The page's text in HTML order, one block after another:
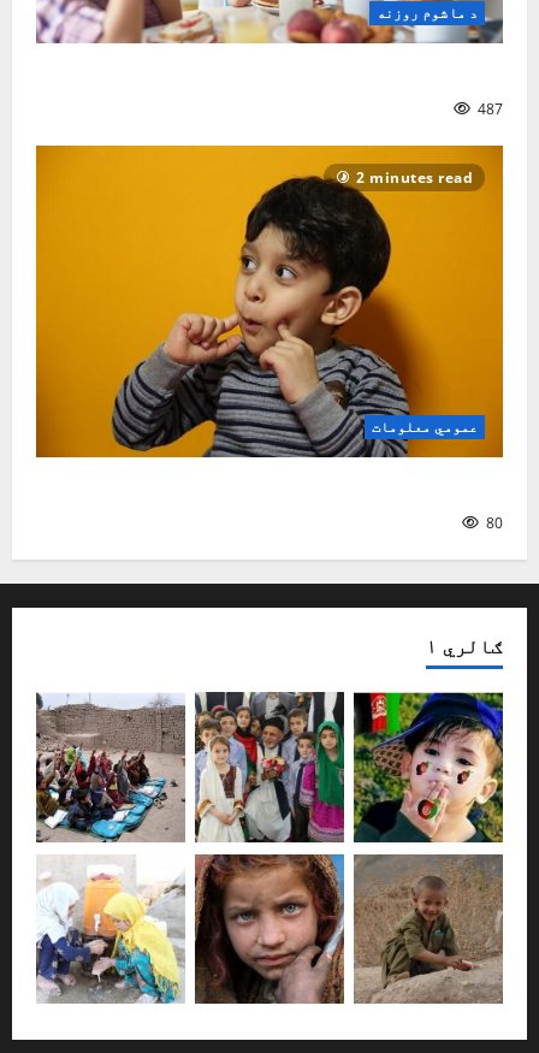
د ماشوم روزنه
487
2 minutes read
عمومي معلومات
80
ګالري ۱